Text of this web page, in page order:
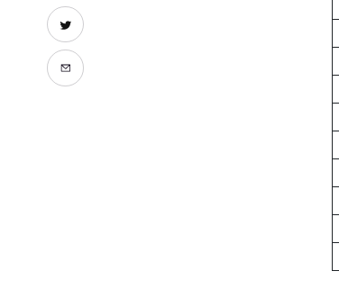
Compartir en X
Enviar por email